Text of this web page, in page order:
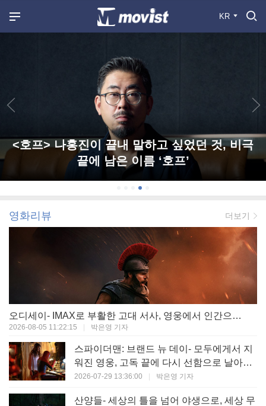
KR
<호프> 나홍진이 끝내 말하고 싶었던 것, 비극
끝에 남은 이름 ‘호프’
영화리뷰 더보기
오디세이- IMAX로 부활한 고대 서사, 영웅에서 인간으로의 귀환 (오락성 9 | 작품성 9)
2026-08-05 11:22:15 박은영 기자
스파이더맨: 브랜드 뉴 데이- 모두에게서 지
워진 영웅, 고독 끝에 다시 선함으로 날아오
르다 (오락성 8 | 작품성 8)
2026-07-29 13:36:00 박은영 기자
산양들- 세상의 틀을 넘어 야생으로, 세상 무